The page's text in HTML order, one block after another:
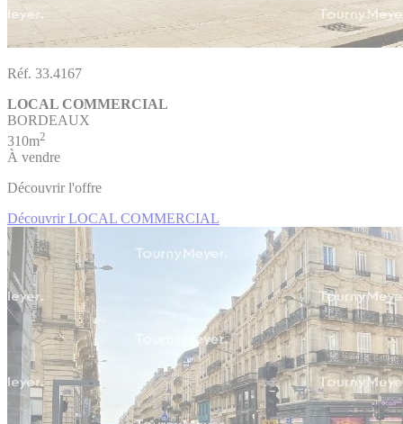
Réf. 33.4167
LOCAL COMMERCIAL
BORDEAUX
310m2
À vendre
Découvrir l'offre
Découvrir LOCAL COMMERCIAL